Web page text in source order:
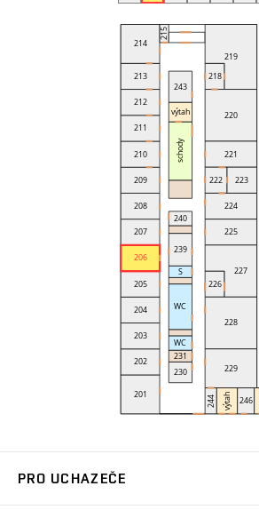
PRO UCHAZEČE